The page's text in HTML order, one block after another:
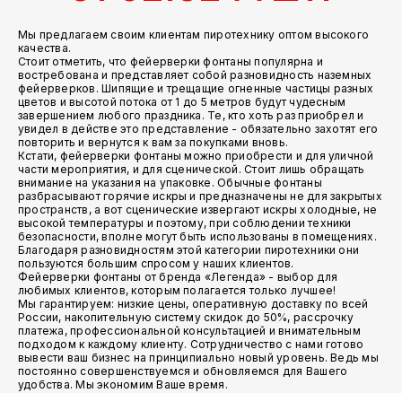
Мы предлагаем своим клиентам пиротехнику оптом высокого
качества.
Стоит отметить, что фейерверки фонтаны популярна и
востребована и представляет собой разновидность наземных
фейерверков. Шипящие и трещащие огненные частицы разных
цветов и высотой потока от 1 до 5 метров будут чудесным
завершением любого праздника. Те, кто хоть раз приобрел и
увидел в действе это представление - обязательно захотят его
повторить и вернутся к вам за покупками вновь.
Кстати, фейерверки фонтаны можно приобрести и для уличной
части мероприятия, и для сценической. Стоит лишь обращать
внимание на указания на упаковке. Обычные фонтаны
разбрасывают горячие искры и предназначены не для закрытых
пространств, а вот сценические извергают искры холодные, не
высокой температуры и поэтому, при соблюдении техники
безопасности, вполне могут быть использованы в помещениях.
Благодаря разновидностям этой категории пиротехники они
пользуются большим спросом у наших клиентов.
Фейерверки фонтаны от бренда «Легенда» - выбор для
любимых клиентов, которым полагается только лучшее!
Мы гарантируем: низкие цены, оперативную доставку по всей
России, накопительную систему скидок до 50%, рассрочку
платежа, профессиональной консультацией и внимательным
подходом к каждому клиенту. Сотрудничество с нами готово
вывести ваш бизнес на принципиально новый уровень. Ведь мы
постоянно совершенствуемся и обновляемся для Вашего
удобства. Мы экономим Ваше время.